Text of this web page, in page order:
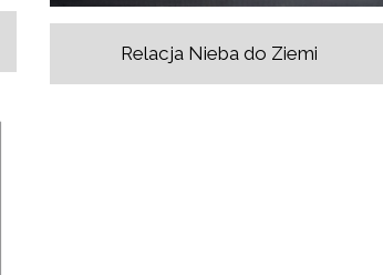
Relacja Nieba do Ziemi